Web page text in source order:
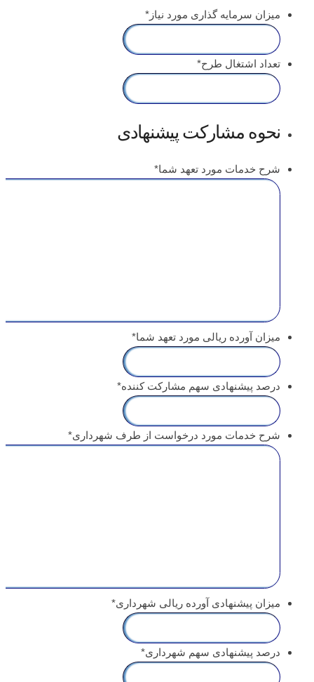
میزان سرمایه گذاری مورد نیاز *
تعداد اشتغال طرح*
نحوه مشارکت پیشنهادی
شرح خدمات مورد تعهد شما*
میزان آورده ریالی مورد تعهد شما*
درصد پیشنهادی سهم مشارکت کننده*
شرح خدمات مورد درخواست از طرف شهرداری*
میزان پیشنهادی آورده ریالی شهرداری*
درصد پیشنهادی سهم شهرداری*